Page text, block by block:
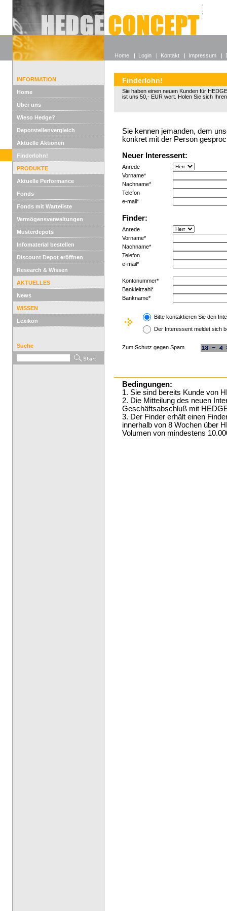
Alle
Wieso
INFORMATION
Home
Über uns
Wieso Hedge?
Depotstellenvergleich
Aktuelle Aktionen
Finderlohn!
PRODUKTE
Aktuelle Performance
Fonds
Fonds mit Warteliste
Vermögensverwaltungen
Musterdepots
Infomaterial bestellen
Discount Depot eröffnen
Research & Wissen
AKTUELLES
News
WISSEN
Lexikon
Suche
Finderlohn!
Sie haben einen neuen Kunden für
ist uns 50,- EUR wert. Holen Sie sich
Sie kennen jemanden, dem
konkret mit der Person
Neuer Interessent:
Anrede
Vorname*
Nachname*
Telefon
e-mail*
Finder:
Anrede
Vorname*
Nachname*
Telefon
e-mail*
Kontonummer*
Bankleitzahl*
Bankname*
Bitte kontaktieren Sie den
Der Interessent meldet sich
Zum Schutz gegen Spam
Bedingungen:
1. Sie sind bereits Kunde von
2. Die Mitteilung des neuen
Geschäftsabschluß mit
3. Der Finder erhält einen
innerhalb von 8 Wochen über
Volumen von mindestens
Home | Login | Kontakt | Impressum |